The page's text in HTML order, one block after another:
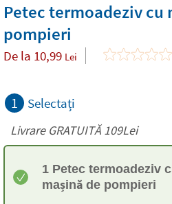
Petec termoadeziv cu
pompieri
De la 10,99 Lei
1 Selectați
Livrare GRATUITĂ 109Lei
1 Petec termoadeziv
mașină de pompieri